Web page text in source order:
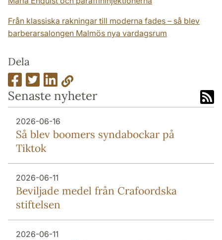
Från klassiska rakningar till moderna fades – så blev
barberarsalongen Malmös nya vardagsrum
Dela
Senaste nyheter
2026-06-16
Så blev boomers syndabockar på
Tiktok
2026-06-11
Beviljade medel från Crafoordska
stiftelsen
2026-06-11